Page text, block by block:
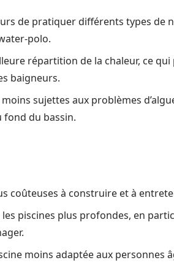
de pratiquer différents types de
polo.
répartition de la chaleur, ce
baigneurs.
sujettes aux problèmes
fond du bassin.
coûteuses à construire et à
piscines plus profondes, en
moins adaptée aux personnes